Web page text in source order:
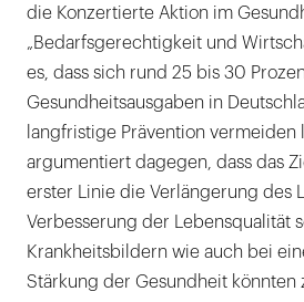
die Konzertierte Aktion im
„Bedarfsgerechtigkeit und
es, dass sich rund 25 bis 30
Gesundheitsausgaben in
langfristige Prävention vermeiden
argumentiert dagegen, dass das
erster Linie die Verlängerung des
Verbesserung der Lebensqualität
Krankheitsbildern wie auch bei
Stärkung der Gesundheit könnten